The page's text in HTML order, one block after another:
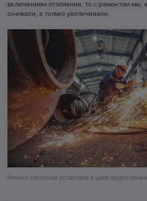
включением отопления, то с ремонтом мы,
снижали, а только увеличивали.
Ремонт насосных установок в цехе